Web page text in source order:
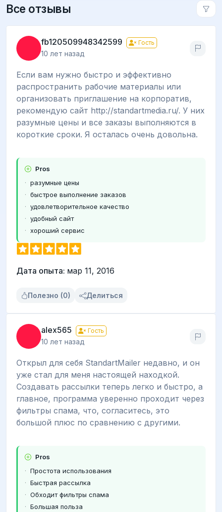
Все отзывы
fb120509948342599 Гость
10 лет назад
Если вам нужно быстро и эффективно
распространить рабочие материалы или
организовать приглашение на корпоратив,
рекомендую сайт http://standartmedia.ru/. У них
разумные цены и все заказы выполняются в
короткие сроки. Я осталась очень довольна.
Pros
разумные цены
быстрое выполнение заказов
удовлетворительное качество
удобный сайт
хороший сервис
Дата опыта: мар 11, 2016
Полезно (0) Делиться
alex565 Гость
10 лет назад
Открыл для себя StandartMailer недавно, и он
уже стал для меня настоящей находкой.
Создавать рассылки теперь легко и быстро, а
главное, программа уверенно проходит через
фильтры спама, что, согласитесь, это
большой плюс по сравнению с другими.
Pros
Простота использования
Быстрая рассылка
Обходит фильтры спама
Большая польза